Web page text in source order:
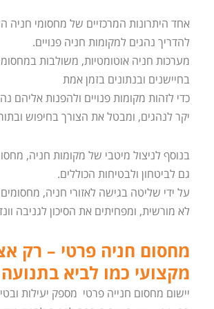
אחד היתרונות המרכזיים של מחסומי חניה
להדריך נהגים למקומות חניה פנויים.
מערכות חניה אוטומטיות, משולבות
בחיישנים ובנתונים בזמן אמת
כדי לזהות מקומות פנויים ולהפנות אליהם
יקר לנהגים, ומבטל את הצורך בחיפוש ובתור.
בנוסף לניצול מיטבי של מקומות חניה,
גם לביטחון ולבטיחות הכוללים.
על ידי שליטה בגישה לאזורי חניה, מחסומים
לא מורשית, ומפחיתים את הסיכון לגניבה
מחסום חניה פרטי – רק
מקצועי כמו לביא בתנועה
יישום מחסום חנייה פרטי מספק יעילות